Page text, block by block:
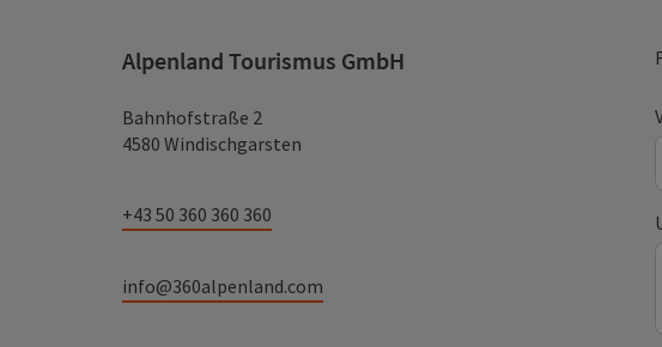
Alpenland Tourismus GmbH
Bahnhofstraße 2
4580 Windischgarsten
+43 50 360 360 360
info@360alpenland.com